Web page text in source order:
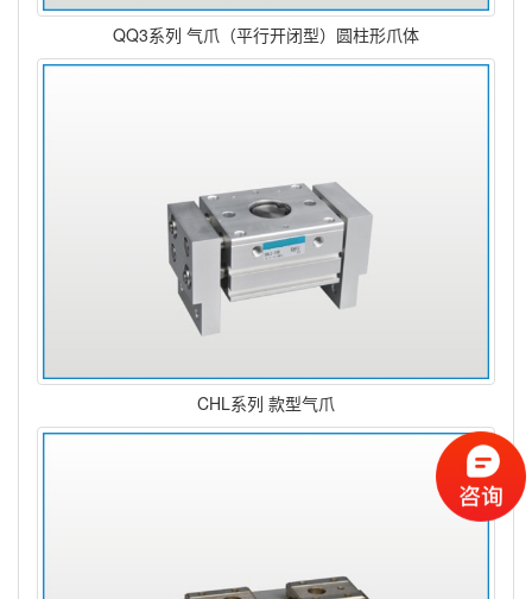
QQ3系列 气爪（平行开闭型）圆柱形爪体
CHL系列 款型气爪